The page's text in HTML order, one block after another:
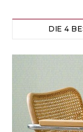
DIE 4